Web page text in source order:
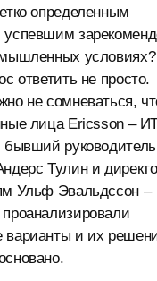
определенным
ответить не просто.
не сомневаться,
лица Ericsson –
бывший руководитель
Тулин и
Ульф Эвальдссон –
варианты и их